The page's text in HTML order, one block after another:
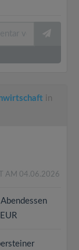
in
AM 04.06.2026
Abendessen